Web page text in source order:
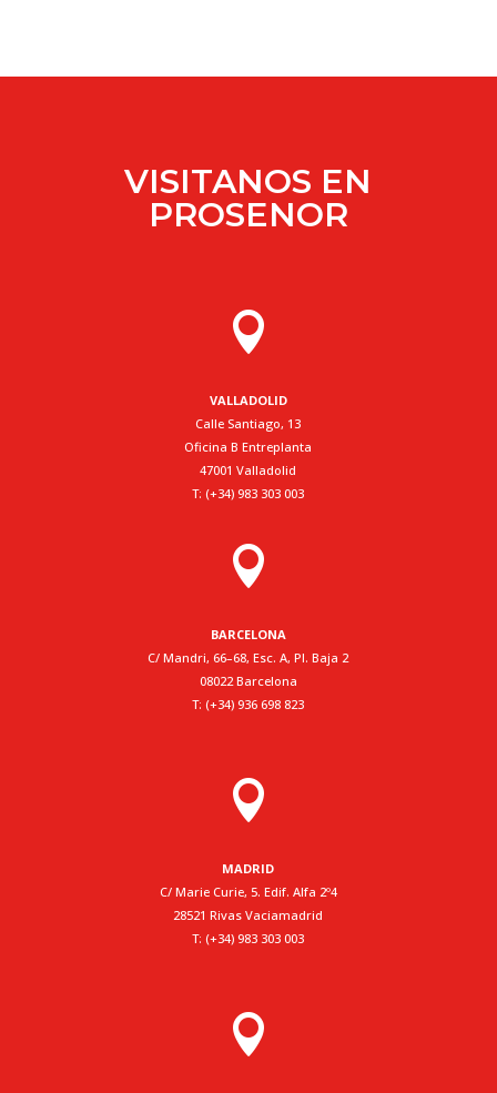
VISITANOS EN
PROSENOR

VALLADOLID
Calle Santiago, 13
Oficina B Entreplanta
47001 Valladolid
T: (+34) 983 303 003

BARCELONA
C/ Mandri, 66–68, Esc. A, Pl. Baja 2
08022 Barcelona
T: (+34) 936 698 823

MADRID
C/ Marie Curie, 5. Edif. Alfa 2º4
28521 Rivas Vaciamadrid
T: (+34) 983 303 003
